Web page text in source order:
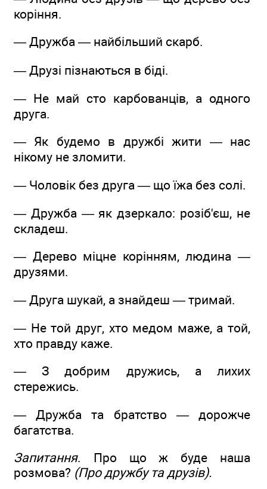
коріння.
— Дружба — найбільший скарб.
— Друзі пізнаються в біді.
— Не май сто карбованців, а одного
друга.
— Як будемо в дружбі жити — нас
нікому не зломити.
— Чоловік без друга — що їжа без солі.
— Дружба — як дзеркало: розіб'єш, не
складеш.
— Дерево міцне корінням, людина —
друзями.
— Друга шукай, а знайдеш — тримай.
— Не той друг, хто медом маже, а той,
хто правду каже.
— З добрим дружись, а лихих
стережись.
— Дружба та братство — дорожче
багатства.
Запитання. Про що ж буде наша
розмова? (Про дружбу та друзів).